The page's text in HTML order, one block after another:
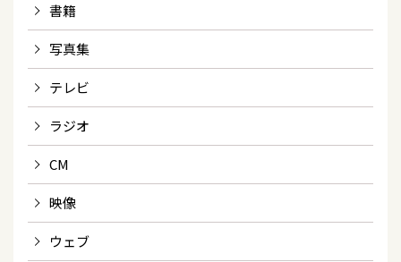
書籍
写真集
テレビ
ラジオ
CM
映像
ウェブ